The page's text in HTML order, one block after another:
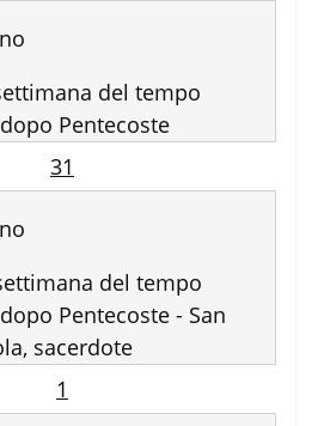
del tempo
Pentecoste
31
del tempo
Pentecoste - San
sacerdote
1